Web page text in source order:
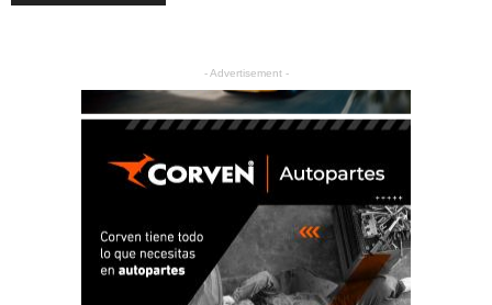
- Advertisement -